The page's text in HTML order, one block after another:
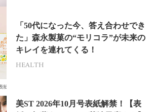
「50代になった今、答え合わせでき
た」森永製菓の“モリコラ”が未来の
キレイを連れてくる！
HEALTH
美ST 2026年10月号表紙解禁！【表